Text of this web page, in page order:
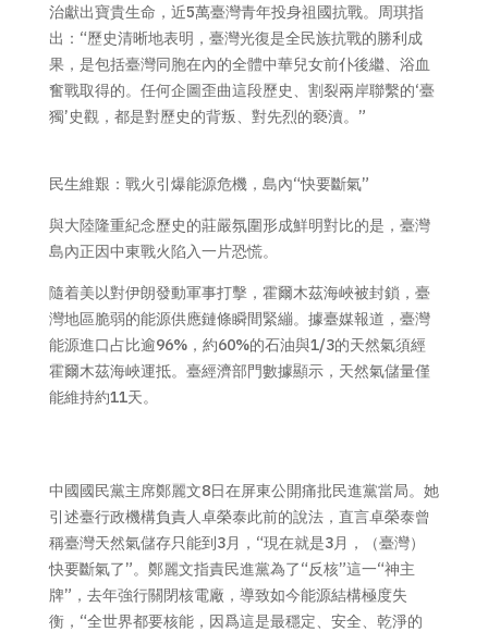
治獻出寶貴生命，近5萬臺灣青年投身祖國抗戰。周琪指
出：“歷史清晰地表明，臺灣光復是全民族抗戰的勝利成
果，是包括臺灣同胞在內的全體中華兒女前仆後繼、浴血
奮戰取得的。任何企圖歪曲這段歷史、割裂兩岸聯繫的‘臺
獨’史觀，都是對歷史的背叛、對先烈的褻瀆。”
民生維艱：戰火引爆能源危機，島內“快要斷氣”
與大陸隆重紀念歷史的莊嚴氛圍形成鮮明對比的是，臺灣
島內正因中東戰火陷入一片恐慌。
隨着美以對伊朗發動軍事打擊，霍爾木茲海峽被封鎖，臺
灣地區脆弱的能源供應鏈條瞬間緊繃。據臺媒報道，臺灣
能源進口占比逾96%，約60%的石油與1/3的天然氣須經
霍爾木茲海峽運抵。臺經濟部門數據顯示，天然氣儲量僅
能維持約11天。
中國國民黨主席鄭麗文8日在屏東公開痛批民進黨當局。她
引述臺行政機構負責人卓榮泰此前的說法，直言卓榮泰曾
稱臺灣天然氣儲存只能到3月，“現在就是3月，（臺灣）
快要斷氣了”。鄭麗文指責民進黨為了“反核”這一“神主
牌”，去年強行關閉核電廠，導致如今能源結構極度失
衡，“全世界都要核能，因爲這是最穩定、安全、乾淨的